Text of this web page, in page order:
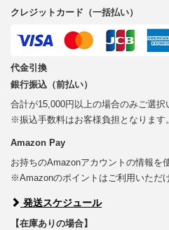
クレジットカード（一括払い）
代金引換
銀行振込（前払い）
合計が15,000円以上の場合のみご選択
※振込手数料はお客様負担となります。
Amazon Pay
お持ちのAmazonアカウントの情報を
※Amazonのポイントはご利用いただ
発送スケジュール
【在庫ありの場合】